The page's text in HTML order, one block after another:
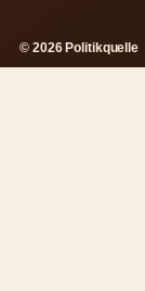
© 2026 Politikquelle